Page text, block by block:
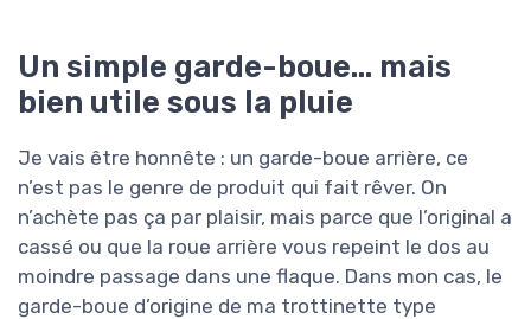
Un simple garde-boue… mais
bien utile sous la pluie
Je vais être honnête : un garde-boue arrière, ce
n’est pas le genre de produit qui fait rêver. On
n’achète pas ça par plaisir, mais parce que l’original a
cassé ou que la roue arrière vous repeint le dos au
moindre passage dans une flaque. Dans mon cas, le
garde-boue d’origine de ma trottinette type